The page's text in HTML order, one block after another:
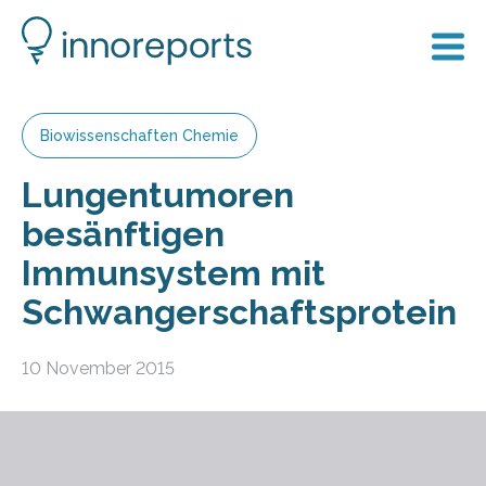
Biowissenschaften Chemie
Lungentumoren
besänftigen
Immunsystem mit
Schwangerschaftsprotein
10 November 2015